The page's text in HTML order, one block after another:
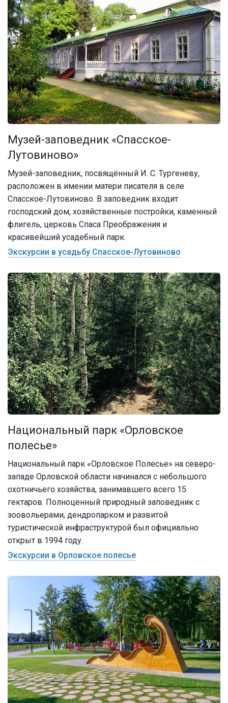
Музей-заповедник «Спасское-
Лутовиново»
Музей-заповедник, посвящённый И. С. Тургеневу,
расположен в имении матери писателя в селе
Спасское-Лутовиново. В заповедник входит
господский дом, хозяйственные постройки, каменный
флигель, церковь Спаса Преображения и
красивейший усадебный парк.
Экскурсии в усадьбу Спасское-Лутовиново
Национальный парк «Орловское
полесье»
Национальный парк «Орловское Полесье» на северо-
западе Орловской области начинался с небольшого
охотничьего хозяйства, занимавшего всего 15
гектаров. Полноценный природный заповедник с
зоовольерами, дендропарком и развитой
туристической инфраструктурой был официально
открыт в 1994 году.
Экскурсии в Орловское полесье